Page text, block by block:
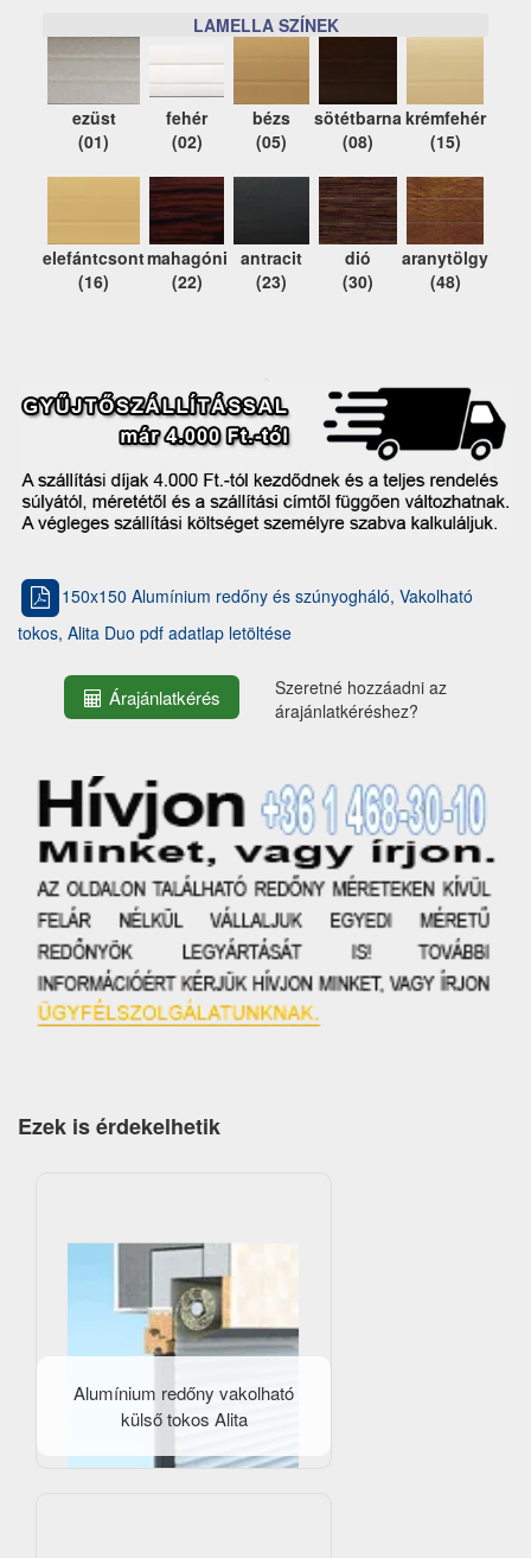
LAMELLA SZÍNEK
ezüst
(01)
fehér
(02)
bézs
(05)
sötétbarna
(08)
krémfehér
(15)
elefántcsont
(16)
mahagóni
(22)
antracit
(23)
dió
(30)
aranytölgy
(48)
150x150 Alumínium redőny és szúnyogháló, Vakolható
tokos, Alita Duo pdf adatlap letöltése
Árajánlatkérés
Szeretné hozzáadni az
árajánlatkéréshez?
Ezek is érdekelhetik
Alumínium redőny vakolható
külső tokos Alita